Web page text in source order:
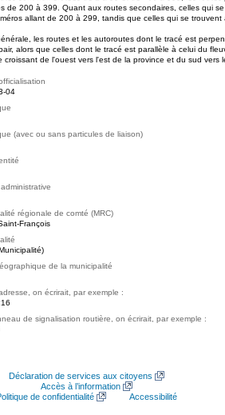
de 200 à 399. Quant aux routes secondaires, celles qui
allant de 200 à 299, tandis que celles qui se
les routes et les autoroutes dont le tracé est
alors que celles dont le tracé est parallèle à celui du
croissant de l'ouest vers l'est de la province et du sud vers
04
(avec ou sans particules de liaison)
régionale de comté (MRC)
François
de la municipalité
on écrirait, par exemple :
de signalisation routière, on écrirait, par exemple :
Déclaration de services aux citoyens
Accès à l’information
de confidentialité
Accessibilité